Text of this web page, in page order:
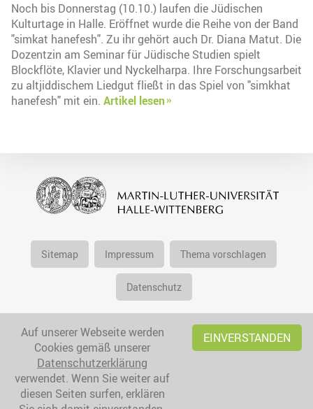
Noch bis Donnerstag (10.10.) laufen die Jüdischen
Kulturtage in Halle. Eröffnet wurde die Reihe von der Band
"simkat hanefesh". Zu ihr gehört auch Dr. Diana Matut. Die
Dozentzin am Seminar für Jüdische Studien spielt
Blockflöte, Klavier und Nyckelharpa. Ihre Forschungsarbeit
zu altjiddischem Liedgut fließt in das Spiel von "simkhat
hanefesh" mit ein. Artikel lesen
Sitemap Impressum Thema vorschlagen
Datenschutz
Auf unserer Webseite werden
Cookies gemäß unserer
Datenschutzerklärung
verwendet. Wenn Sie weiter auf
diesen Seiten surfen, erklären
EINVERSTANDEN